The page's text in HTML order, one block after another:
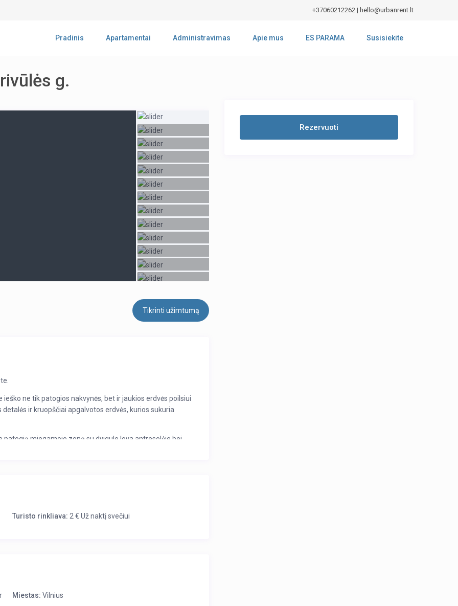
+37060212262 | hello@urbanrent.lt
Pradinis Apartamentai Administravimas Apie mus ES PARAMA Susisiekite
g.
Tikrinti užimtumą
ne tik patogios nakvynės, bet ir jaukios erdvės poilsiui
ir kruopščiai apgalvotos erdvės, kurios sukuria
miegamojo zoną su dvigule lova antresolėje bei
apsistojimui.
galėsite mėgautis ne tik kokybišku poilsiu, bet ir viena
Turisto rinkliava: 2 € Už naktį svečiui
Miestas: Vilnius
Rezervuoti